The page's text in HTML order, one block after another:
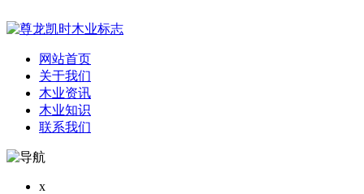
网站首页
关于我们
木业资讯
木业知识
联系我们
x